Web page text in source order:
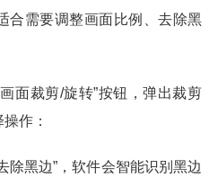
合需要调整画面比例、去除黑
面裁剪/旋转”按钮，弹出裁剪
作：
除黑边”，软件会智能识别黑边